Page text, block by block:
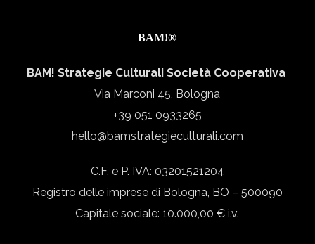
BAM!®
BAM! Strategie Culturali Società Cooperativa
Via Marconi 45, Bologna
+39 051 0933265
hello@bamstrategieculturali.com
C.F. e P. IVA: 03201521204
Registro delle imprese di Bologna, BO – 500090
Capitale sociale: 10.000,00 € i.v.